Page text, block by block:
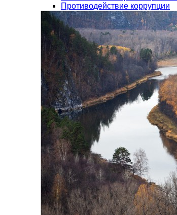
Противодействие коррупции